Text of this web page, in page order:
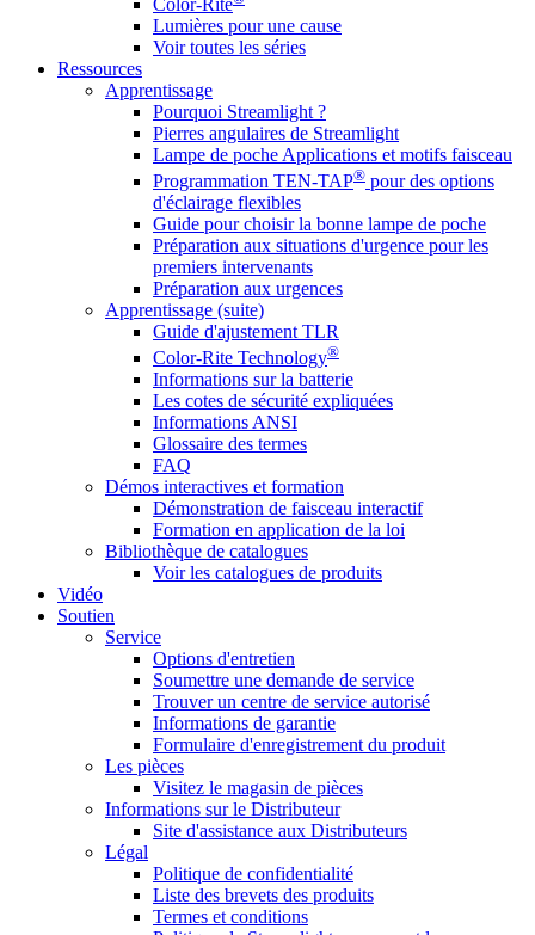
Lumières pour une cause
Voir toutes les séries
Ressources
Apprentissage
Pourquoi Streamlight ?
Pierres angulaires de Streamlight
Lampe de poche Applications et motifs faisceau
Programmation TEN-TAP® pour des options
d'éclairage flexibles
Guide pour choisir la bonne lampe de poche
Préparation aux situations d'urgence pour les
premiers intervenants
Préparation aux urgences
Apprentissage (suite)
Guide d'ajustement TLR
Color-Rite Technology®
Informations sur la batterie
Les cotes de sécurité expliquées
Informations ANSI
Glossaire des termes
FAQ
Démos interactives et formation
Démonstration de faisceau interactif
Formation en application de la loi
Bibliothèque de catalogues
Voir les catalogues de produits
Vidéo
Soutien
Service
Options d'entretien
Soumettre une demande de service
Trouver un centre de service autorisé
Informations de garantie
Formulaire d'enregistrement du produit
Les pièces
Visitez le magasin de pièces
Informations sur le Distributeur
Site d'assistance aux Distributeurs
Légal
Politique de confidentialité
Liste des brevets des produits
Termes et conditions